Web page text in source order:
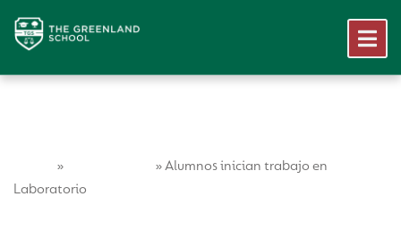
» »Alumnos inician trabajo en
Laboratorio